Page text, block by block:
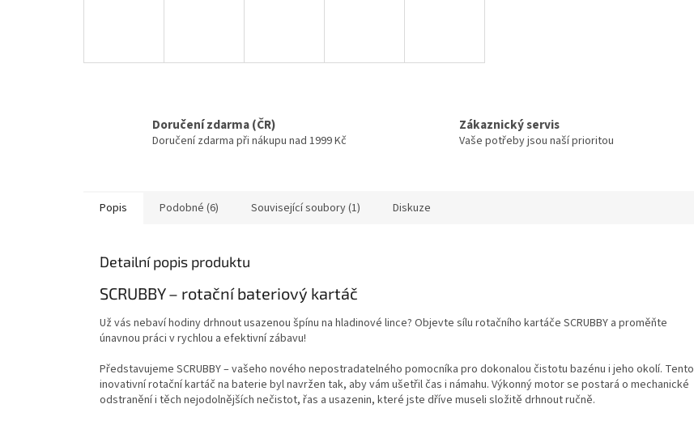
Doručení zdarma (ČR)
Doručení zdarma při nákupu nad 1999 Kč
Zákaznický servis
Vaše potřeby jsou naší prioritou
Popis Podobné (6) Související soubory (1) Diskuze
Detailní popis produktu
SCRUBBY – rotační bateriový kartáč
Už vás nebaví hodiny drhnout usazenou špínu na hladinové lince? Objevte sílu rotačního kartáče SCRUBBY a proměňte
únavnou práci v rychlou a efektivní zábavu!
Představujeme SCRUBBY – vašeho nového nepostradatelného pomocníka pro dokonalou čistotu bazénu i jeho okolí. Tento
inovativní rotační kartáč na baterie byl navržen tak, aby vám ušetřil čas i námahu. Výkonný motor se postará o mechanické
odstranění i těch nejodolnějších nečistot, řas a usazenin, které jste dříve museli složitě drhnout ručně.